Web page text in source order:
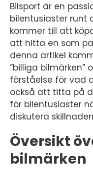
Bilsport är en
bilentusiaster runt
kommer till att
att hitta en som
denna artikel
”billiga bilmärken”
förståelse för vad
också att titta på
för bilentusiaster
diskutera
Översikt
bilmärken